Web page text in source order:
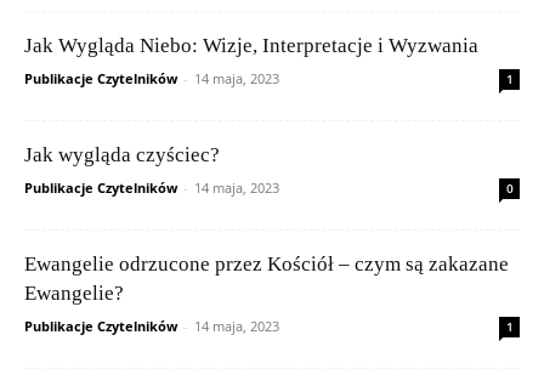
Jak Wygląda Niebo: Wizje, Interpretacje i Wyzwania
Publikacje Czytelników - 14 maja, 2023 1
Jak wygląda czyściec?
Publikacje Czytelników - 14 maja, 2023 0
Ewangelie odrzucone przez Kościół – czym są zakazane
Ewangelie?
Publikacje Czytelników - 14 maja, 2023 1